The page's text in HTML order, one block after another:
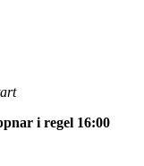
i regel 16:00